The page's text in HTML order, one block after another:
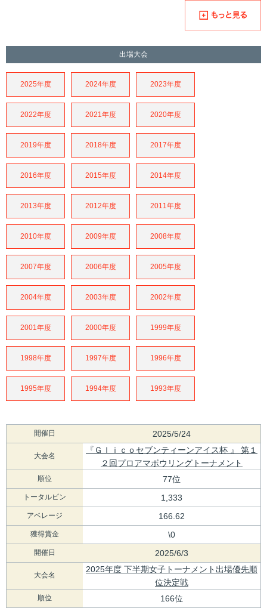
出場大会
2025年度 2024年度 2023年度
2022年度 2021年度 2020年度
2019年度 2018年度 2017年度
2016年度 2015年度 2014年度
2013年度 2012年度 2011年度
2010年度 2009年度 2008年度
2007年度 2006年度 2005年度
2004年度 2003年度 2002年度
2001年度 2000年度 1999年度
1998年度 1997年度 1996年度
1995年度 1994年度 1993年度
開催日 2025/5/24
大会名
『Ｇｌｉｃｏセブンティーンアイス杯 』 第１
２回プロアマボウリングトーナメント
順位 77位
トータルピン 1,333
アベレージ 166.62
獲得賞金 \0
開催日 2025/6/3
大会名
2025年度 下半期女子トーナメント出場優先順
位決定戦
順位 166位